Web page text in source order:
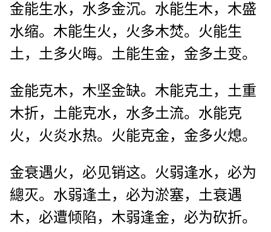
金能生水，水多金沉。水能生木，木盛
水缩。木能生火，火多木焚。火能生
土，土多火晦。土能生金，金多土变。
金能克木，木坚金缺。木能克土，土重
木折，土能克水，水多土流。水能克
火，火炎水热。火能克金，金多火熄。
金衰遇火，必见销这。火弱逢水，必为
總灭。水弱逢土，必为淤塞，土衰遇
木，必遭倾陷，木弱逢金，必为砍折。